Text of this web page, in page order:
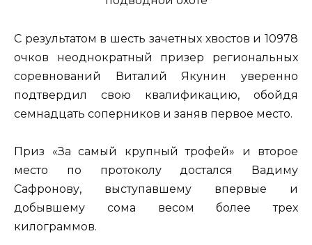
С результатом в шесть зачетных хвостов и 10978
очков неоднократный призер региональных
соревнований Виталий Якунин уверенно
подтвердил свою квалификацию, обойдя
семнадцать соперников и заняв первое место.
Приз «За самый крупный трофей» и второе
место по протоколу достался Вадиму
Сафронову, выступавшему впервые и
добывшему сома весом более трех
килограммов.